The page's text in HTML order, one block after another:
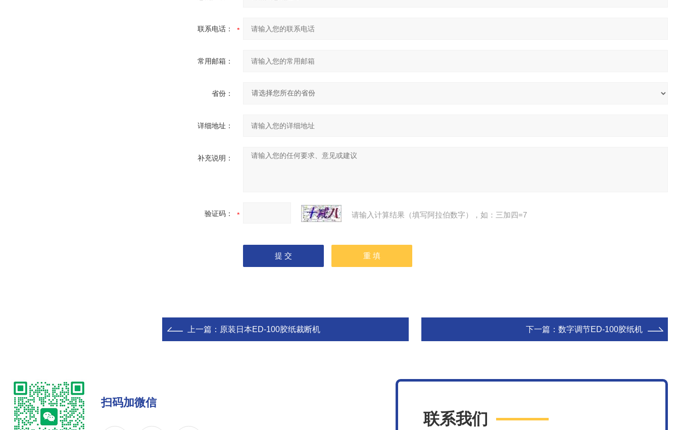
联系电话：
常用邮箱：
省份：
详细地址：
补充说明：
验证码： 请输入计算结果（填写阿拉伯数字），如：三加四=7
上一篇： 原装日本ED-100胶纸裁断机 下一篇： 数字调节ED-100胶纸机
扫码加微信
联系我们